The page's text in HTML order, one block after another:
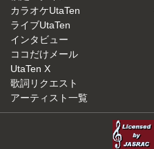
カラオケUtaTen
ライブUtaTen
インタビュー
ココだけメール
UtaTen X
歌詞リクエスト
アーティスト一覧